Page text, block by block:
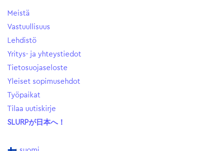
Meistä
Vastuullisuus
Lehdistö
Yritys- ja yhteystiedot
Tietosuojaseloste
Yleiset sopimusehdot
Työpaikat
Tilaa uutiskirje
SLURPが日本へ！